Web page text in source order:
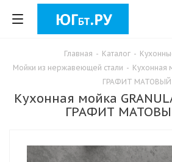
Главная - Каталог -
Мойки из нержавеющей стали - Кухонная
ГРАФИТ МАТОВЫЙ
Кухонная мойка
ГРАФИТ